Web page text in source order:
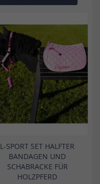
L-SPORT SET HALFTER
BANDAGEN UND
SCHABRACKE FÜR
HOLZPFERD